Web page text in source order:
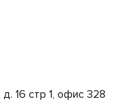
16 стр 1, офис 328